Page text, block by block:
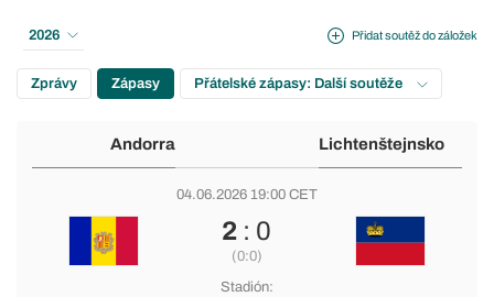
Přidat soutěž do záložek
2026
Zprávy Zápasy Přátelské zápasy: Další soutěže
Andorra Lichtenštejnsko
04.06.2026 19:00 CET
2 : 0
(0:0)
Stadión: